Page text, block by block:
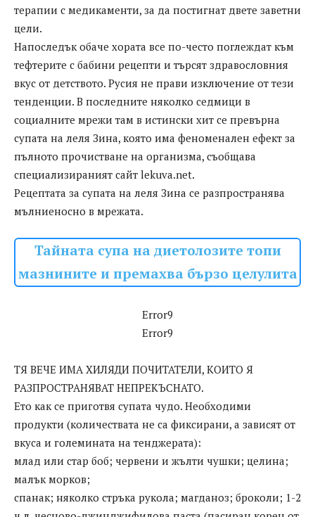
терапии с медикаменти, за да постигнат двете заветни
цели.
Напоследък обаче хората все по-често поглеждат към
тефтерите с бабини рецепти и търсят здравословния
вкус от детството. Русия не прави изключение от тези
тенденции. В последните няколко седмици в
социалните мрежи там в истински хит се превърна
супата на леля Зина, която има феноменален ефект за
пълното прочистване на организма, съобщава
специализираният сайт lekuva.net.
Рецептата за супата на леля Зина се разпространява
мълниеносно в мрежата.
Тайната супа на диетолозите топи
мазнините и премахва бързо целулита
Error9
Error9
ТЯ ВЕЧЕ ИМА ХИЛЯДИ ПОЧИТАТЕЛИ, КОИТО Я
РАЗПРОСТРАНЯВАТ НЕПРЕКЪСНАТО.
Ето как се приготвя супата чудо. Необходими
продукти (количествата не са фиксирани, а зависят от
вкуса и големината на тенджерата):
млад или стар боб; червени и жълти чушки; целина;
малък морков;
спанак; няколко стръка рукола; магданоз; броколи; 1-2